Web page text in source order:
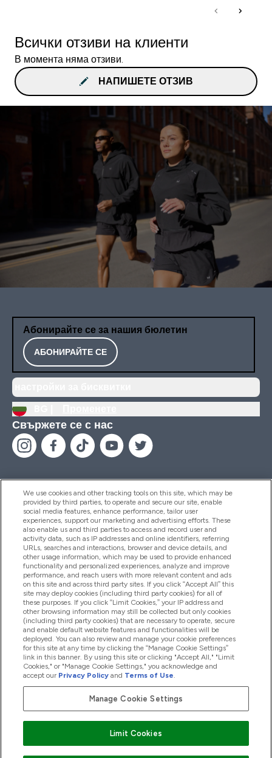
Всички отзиви на клиенти
В момента няма отзиви.
НАПИШЕТЕ ОТЗИВ
Абонирайте се за нашия бюлетин
АБОНИРАЙТЕ СЕ
Свържете се с нас
Помощ И Информация
Продукти
Информация За Компанията
Лоялност И Награди
2026 The Hut.com Ltd
We use cookies and other tracking tools on this site, which may be
provided by third parties, to operate and secure our site, enable
social media features, enhance performance, tailor user
experiences, support our marketing and advertising efforts. These
also enable us and third parties to access and record user and
activity data, such as IP addresses and online identifiers, referring
URLs, searches and interactions, browser and device details, and
other usage information, which may be used to provide enhanced
functionality and personalized experiences, analyze and improve
performance, and reach users with more relevant content and ads
on this site and across third party sites. If you click “Accept All” this
site may deploy cookies (including third party cookies) for all of
these purposes. If you click “Limit Cookies,” your IP address and
other browsing information may still be collected but only cookies
(including third party cookies) that are necessary to operate, secure
and enable default website features and functionalities will be
deployed. You can also review and manage your cookie preferences
for this site at any time by clicking the “Manage Cookie Settings”
link in this banner. By using this site or clicking "Accept All," "Limit
Cookies," or "Manage Cookie Settings," you acknowledge and
accept our Privacy Policy and Terms of Use.
Manage Cookie Settings
Limit Cookies